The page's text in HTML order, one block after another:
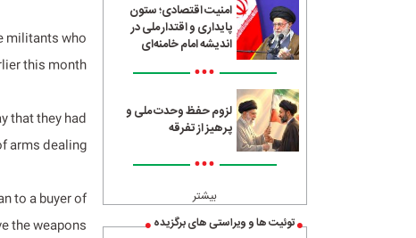
امنیت اقتصادی؛ ستون
پایداری و اقتدار ملی در
اندیشه امام خامنه‌ای
•••
لزوم حفظ وحدت ملی و
پرهیز از تفرقه
•••
بیشتر
توئیت ها و ویراستی های برگزیده
militants who
this month.
that they had
arms dealing.
to a buyer of
the weapons